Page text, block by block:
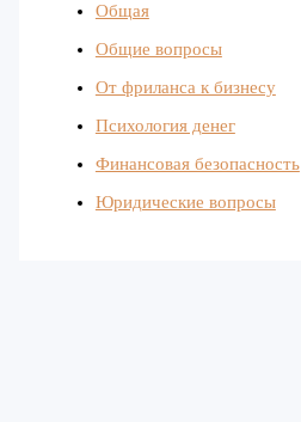
Общая
Общие вопросы
От фриланса к бизнесу
Психология денег
Финансовая безопасность
Юридические вопросы